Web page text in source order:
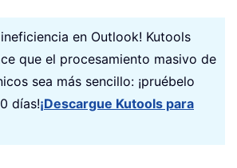
en Outlook! Kutools
que el procesamiento masivo de
sea más sencillo: ¡pruébelo
días!¡Descargue Kutools para